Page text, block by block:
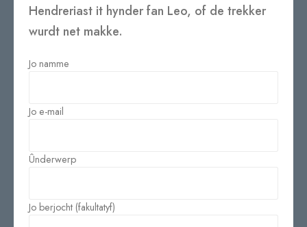
Hendreriast it hynder fan Leo, of de trekker
wurdt net makke.
Jo namme
Jo e-mail
Ûnderwerp
Jo berjocht (fakultatyf)